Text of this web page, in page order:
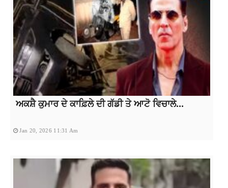
ਅਕਸ਼ੈ ਕੁਮਾਰ ਦੇ ਕਾਫ਼ਿਲੇ ਦੀ ਗੱਡੀ ਤੇ ਆਟੋ ਵਿਚਾਲੇ...
Jan 20, 2026 11:31 Am